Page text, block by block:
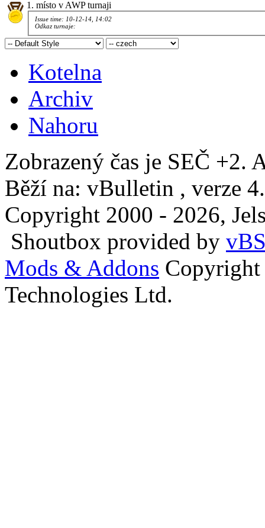
1. místo v AWP turnaji
Issue time: 10-12-14, 14:02
Odkaz turnaje:
Kotelna
Archiv
Nahoru
Zobrazený čas je SEČ +2.
Běží na: vBulletin , verze
Copyright 2000 - 2026,
Shoutbox provided by
Mods & Addons
Technologies Ltd.